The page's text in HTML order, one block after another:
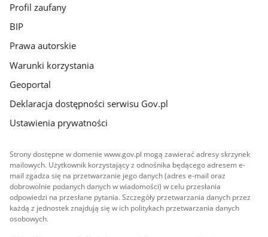
Profil zaufany
BIP
Prawa autorskie
Warunki korzystania
Geoportal
Deklaracja dostępności serwisu Gov.pl
Ustawienia prywatności
Strony dostępne w domenie www.gov.pl mogą zawierać adresy skrzynek
mailowych. Użytkownik korzystający z odnośnika będącego adresem e-
mail zgadza się na przetwarzanie jego danych (adres e-mail oraz
dobrowolnie podanych danych w wiadomości) w celu przesłania
odpowiedzi na przesłane pytania. Szczegóły przetwarzania danych przez
każdą z jednostek znajdują się w ich politykach przetwarzania danych
osobowych.